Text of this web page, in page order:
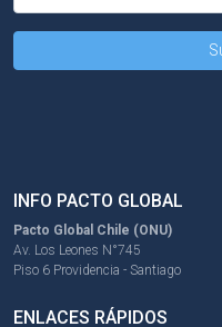
INFO PACTO GLOBAL
Pacto Global Chile (ONU)
Av. Los Leones N°745
Piso 6 Providencia - Santiago
ENLACES RÁPIDOS